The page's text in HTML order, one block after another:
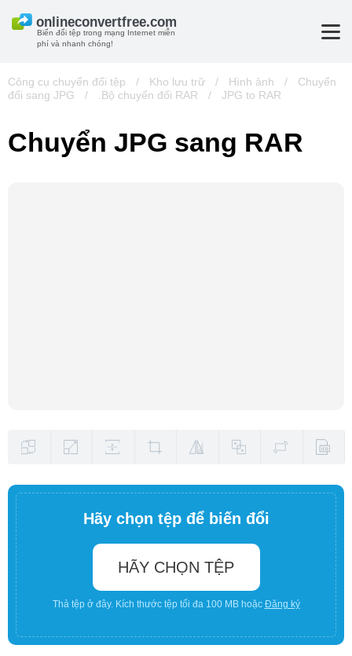
Biến đổi tệp trong mạng Internet miễn
phí và nhanh chóng!
Công cụ chuyển đổi tệp / Kho lưu trữ / Hình ảnh /
Chuyển
đổi sang JPG
/ .Bộ chuyển đổi RAR / JPG to RAR
Chuyển JPG sang RAR
Hãy chọn tệp để biến đổi
HÃY CHỌN TỆP
Thả tệp ở đây. Kích thước tệp tối đa 100 MB hoặc Đăng ký